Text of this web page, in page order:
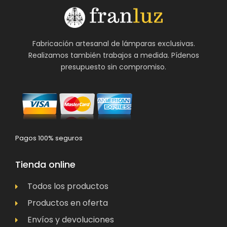
Fabricación artesanal de lámparas exclusivas.
Realizamos también trabajos a medida. Pídenos
presupuesto sin compromiso.
Pagos 100% seguros
Tienda online
Todos los productos
Productos en oferta
Envíos y devoluciones